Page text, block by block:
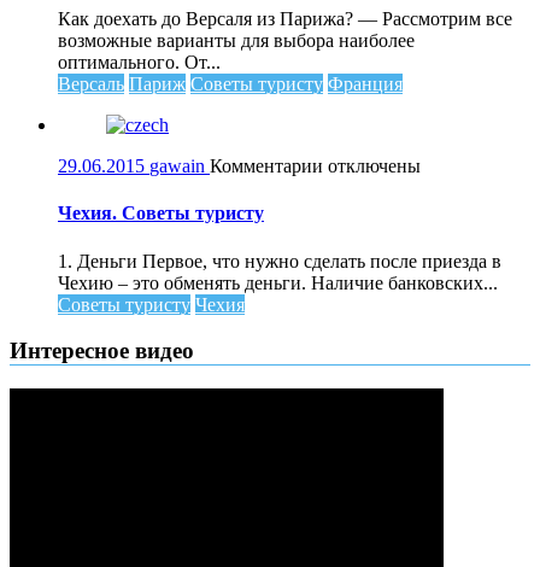
Версаля
из
Парижа
Как доехать до Версаля из Парижа? — Рассмотрим все
возможные варианты для выбора наиболее
оптимального. От...
Версаль Париж Советы туристу Франция
29.06.2015 gawain Комментарии котключены
Чехия. Советы туристу
1. Деньги Первое, что нужно сделать после приезда в
Чехию – это обменять деньги. Наличие банковских...
Советы туристу Чехия
Интересное видео